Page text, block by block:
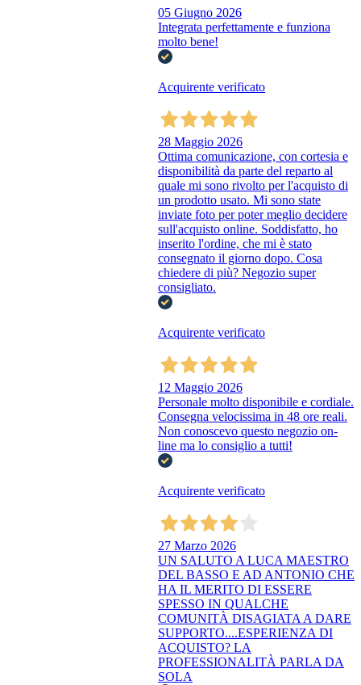
05 Giugno 2026
Integrata perfettamente e funziona
molto bene!
Acquirente verificato
28 Maggio 2026
Ottima comunicazione, con cortesia e
disponibilità da parte del reparto al
quale mi sono rivolto per l'acquisto di
un prodotto usato. Mi sono state
inviate foto per poter meglio decidere
sull'acquisto online. Soddisfatto, ho
inserito l'ordine, che mi è stato
consegnato il giorno dopo. Cosa
chiedere di più? Negozio super
consigliato.
Acquirente verificato
12 Maggio 2026
Personale molto disponibile e cordiale.
Consegna velocissima in 48 ore reali.
Non conoscevo questo negozio on-
line ma lo consiglio a tutti!
Acquirente verificato
27 Marzo 2026
UN SALUTO A LUCA MAESTRO
DEL BASSO E AD ANTONIO CHE
HA IL MERITO DI ESSERE
SPESSO IN QUALCHE
COMUNITÀ DISAGIATA A DARE
SUPPORTO....ESPERIENZA DI
ACQUISTO? LA
PROFESSIONALITÀ PARLA DA
SOLA